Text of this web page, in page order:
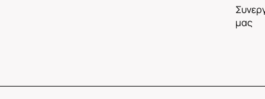
μας